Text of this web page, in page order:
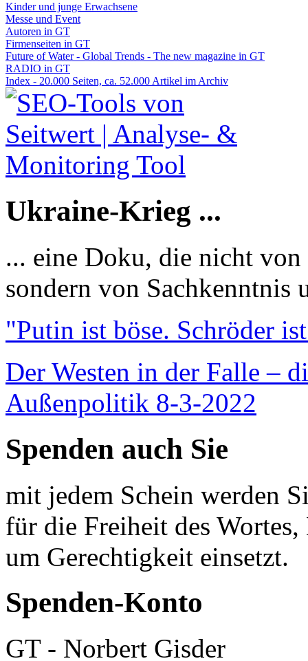
Kinder und junge Erwachsene
Messe und Event
Autoren in GT
Firmenseiten in GT
Future of Water - Global Trends - The new magazine in GT
RADIO in GT
Index - 20.000 Seiten, ca. 52.000 Artikel im Archiv
Ukraine-Krieg ...
... eine Doku, die nicht
sondern von Sachkenntnis
"Putin ist böse. Schröder
Der Westen in der Falle –
Außenpolitik 8-3-2022
Spenden auch Sie
mit jedem Schein werden
für die Freiheit des
um Gerechtigkeit einsetzt.
Spenden-Konto
GT - Norbert Gisder